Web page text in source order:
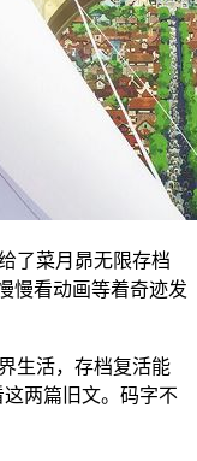
了菜月昴无限存档
慢看动画等着奇迹发
生活，存档复活能
两篇旧文。码字不